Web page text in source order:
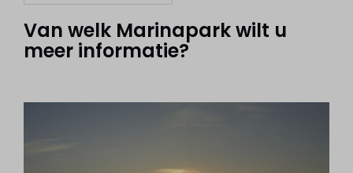
Van welk Marinapark wilt u
meer informatie?